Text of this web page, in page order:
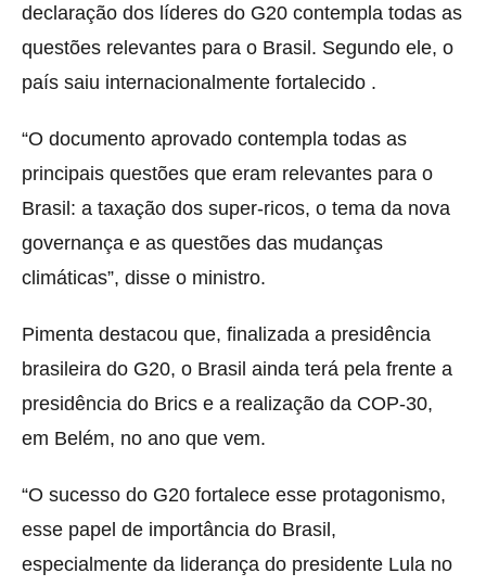
declaração dos líderes do G20 contempla todas as
questões relevantes para o Brasil. Segundo ele, o
país saiu internacionalmente fortalecido .
“O documento aprovado contempla todas as
principais questões que eram relevantes para o
Brasil: a taxação dos super-ricos, o tema da nova
governança e as questões das mudanças
climáticas”, disse o ministro.
Pimenta destacou que, finalizada a presidência
brasileira do G20, o Brasil ainda terá pela frente a
presidência do Brics e a realização da COP-30,
em Belém, no ano que vem.
“O sucesso do G20 fortalece esse protagonismo,
esse papel de importância do Brasil,
especialmente da liderança do presidente Lula no